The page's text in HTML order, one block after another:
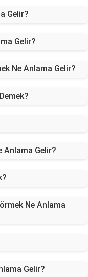
Gelir?
Gelir?
Ne Anlama Gelir?
Anlama Gelir?
Ne Anlama
Gelir?